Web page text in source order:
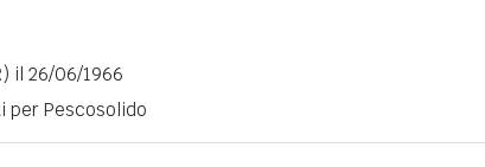
il 26/06/1966
per Pescosolido